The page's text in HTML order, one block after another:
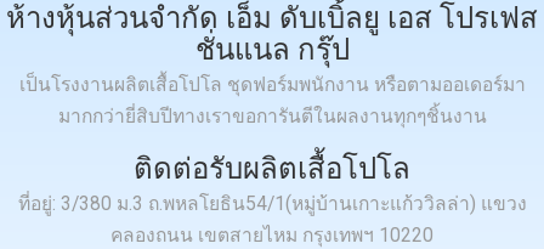
ห้างหุ้นส่วนจำกัด เอ็ม ดับเบิ้ลยู เอส โปรเฟส
ชั่นแนล กรุ๊ป
เป็นโรงงานผลิตเสื้อโปโล ชุดฟอร์มพนักงาน หรือตามออเดอร์มา
มากกว่ายี่สิบปีทางเราขอการันตีในผลงานทุกๆชิ้นงาน
ติดต่อรับผลิตเสื้อโปโล
ที่อยู่: 3/380 ม.3 ถ.พหลโยธิน54/1(หมู่บ้านเกาะแก้ววิลล่า) แขวง
คลองถนน เขตสายไหม กรุงเทพฯ 10220